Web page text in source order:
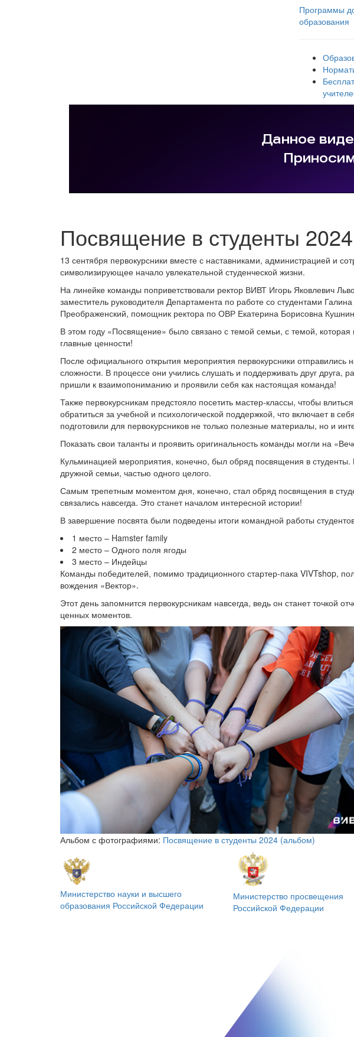
Программы
образования
Посвящение в студенты 2024
13 сентября первокурсники вместе с наставниками, администрацией и
символизирующее начало увлекательной студенческой жизни.
На линейке команды поприветствовали ректор ВИВТ Игорь Яковлевич
заместитель руководителя Департамента по работе со студентами
Преображенский, помощник ректора по ОВР Екатерина Борисовна
В этом году «Посвящение» было связано с темой семьи, с темой,
главные ценности!
После официального открытия мероприятия первокурсники
сложности. В процессе они учились слушать и поддерживать друг друга,
пришли к взаимопониманию и проявили себя как настоящая команда!
Также первокурсникам предстояло посетить мастер-классы, чтобы
обратиться за учебной и психологической поддержкой, что включает в
подготовили для первокурсников не только полезные материалы, но и
Показать свои таланты и проявить оригинальность команды могли на
Кульминацией мероприятия, конечно, был обряд посвящения в
дружной семьи, частью одного целого.
Самым трепетным моментом дня, конечно, стал обряд посвящения в
связались навсегда. Это станет началом интересной истории!
В завершение посвята были подведены итоги командной работы
1 место – Hamster family
2 место – Одного поля ягоды
3 место – Индейцы
Команды победителей, помимо традиционного стартер-пака VIVTshop,
вождения «Вектор».
Этот день запомнится первокурсникам навсегда, ведь он станет точкой
ценных моментов.
Альбом с фотографиями: Посвящение в студенты 2024 (альбом)
Министерство науки и высшего
образования Российской Федерации
Министерство просвещения
Российской Федерации